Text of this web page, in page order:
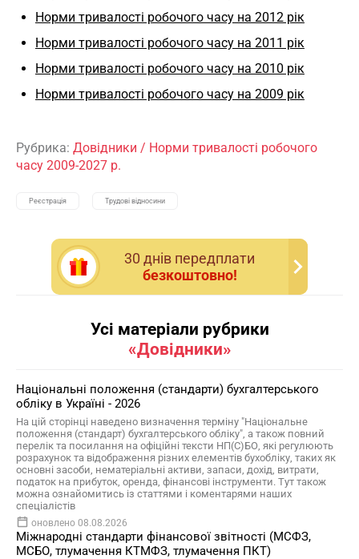
Норми тривалості робочого часу на 2012 рік
Норми тривалості робочого часу на 2011 рік
Норми тривалості робочого часу на 2010 рік
Норми тривалості робочого часу на 2009 рік
Рубрика: Довідники / Норми тривалості робочого
часу 2009-2027 р.
Реєстрація Трудові відносини
30 днiв передплати
безкоштовно!
Усі матеріали рубрики
«Довідники»
Національні положення (стандарти) бухгалтерського
обліку в Україні - 2026
На цій сторінці наведено визначення терміну "Національне
положення (стандарт) бухгалтерського обліку", а також повний
перелік та посилання на офіційні тексти НП(С)БО, які регулюють
розрахунок та відображення різних елементів бухобліку, таких як
основні засоби, нематеріальні активи, запаси, дохід, витрати,
податок на прибуток, оренда, фінансові інструменти. Тут також
можна ознайомитись із статтями і коментарями наших
спеціалістів
оновлено 08.08.2026
Міжнародні стандарти фінансової звітності (МСФЗ,
МСБО, тлумачення КТМФЗ, тлумачення ПКТ)